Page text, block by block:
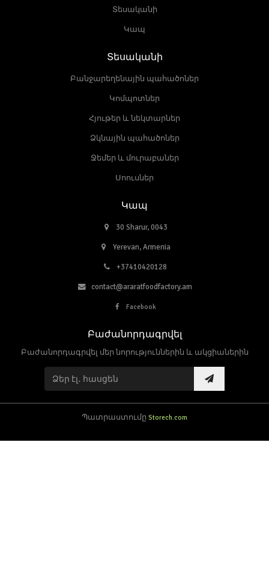
Տեսականի
Կապ
Տեսականի
Բանջարեղենային պահածոներ
Կոմպոտներ
Հյութեր և նեկտարներ
Ձկնային պահածոներ
Ջեմեր և մուրաբաներ
Սոուսներ
Կապ
30 Sharur, 0043
Yerevan, Armenia
+37410420128
contact@araratfoodfactory.am
Facebook
Բաժանորդագրվել
Բաժանորդագրվել մեր նորություններին և ակցիաներին
Պատրաստումը Storech.com